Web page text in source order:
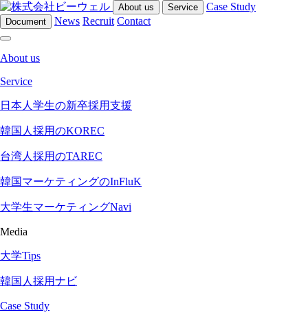
About us Service Case Study
Document News Recruit Contact
About us
Service
日本人学生の新卒採用支援
韓国人採用のKOREC
台湾人採用のTAREC
韓国マーケティングのInFluK
大学生マーケティングNavi
Media
大学Tips
韓国人採用ナビ
Case Study